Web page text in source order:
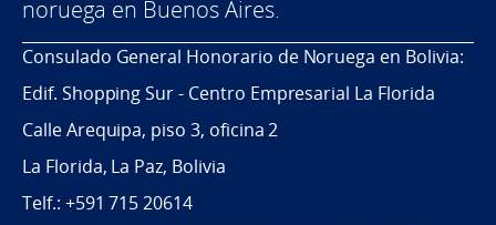
noruega en Buenos Aires.
Consulado General Honorario de Noruega en Bolivia:
Edif. Shopping Sur - Centro Empresarial La Florida
Calle Arequipa, piso 3, oficina 2
La Florida, La Paz, Bolivia
Telf.: +591 715 20614